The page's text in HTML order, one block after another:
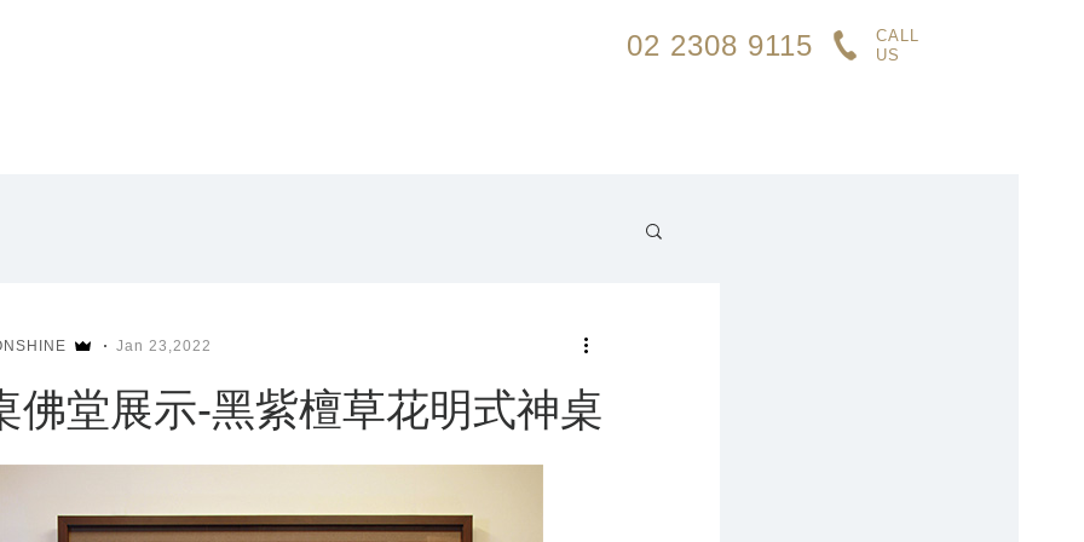
02 2308 9115
CALL
US
Jan 23,2022
佛堂展示-黑紫檀草花明式神桌